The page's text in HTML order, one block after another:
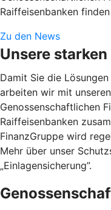
Raiffeisenbanken
Zu den News
Unsere
Damit Sie die
arbeiten wir mit
Genossenschaftlichen
Raiffeisenbanken
FinanzGruppe wird
Mehr über unser
„Einlagensicherung”.